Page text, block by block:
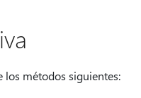
los métodos siguientes: